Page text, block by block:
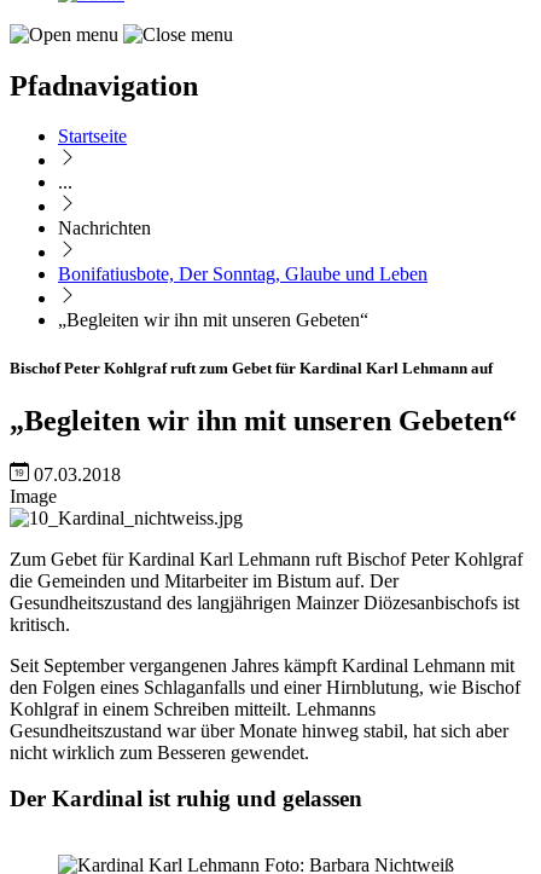
Pfadnavigation
Startseite
...
Nachrichten
Bonifatiusbote, Der Sonntag, Glaube und Leben
„Begleiten wir ihn mit unseren Gebeten“
Bischof Peter Kohlgraf ruft zum Gebet für Kardinal Karl Lehmann auf
„Begleiten wir ihn mit unseren Gebeten“
07.03.2018
Image
Zum Gebet für Kardinal Karl Lehmann ruft Bischof Peter Kohlgraf
die Gemeinden und Mitarbeiter im Bistum auf. Der
Gesundheitszustand des langjährigen Mainzer Diözesanbischofs ist
kritisch.
Seit September vergangenen Jahres kämpft Kardinal Lehmann mit
den Folgen eines Schlaganfalls und einer Hirnblutung, wie Bischof
Kohlgraf in einem Schreiben mitteilt. Lehmanns
Gesundheitszustand war über Monate hinweg stabil, hat sich aber
nicht wirklich zum Besseren gewendet.
Der Kardinal ist ruhig und gelassen